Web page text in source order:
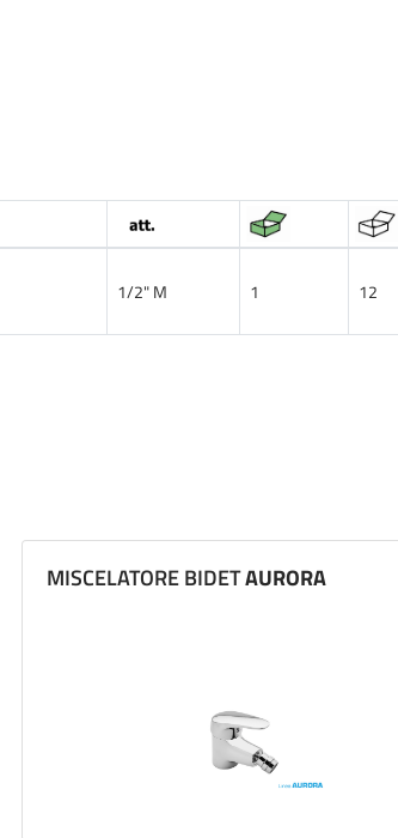
1/2" M 1 12
MISCELATORE BIDETAURORA